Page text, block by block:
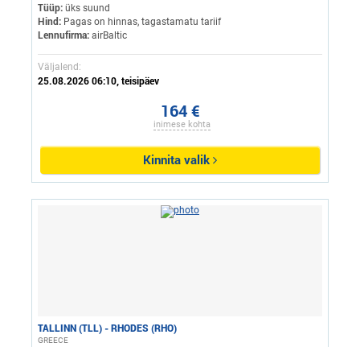
Tüüp: üks suund
Hind: Pagas on hinnas, tagastamatu tariif
Lennufirma: airBaltic
Väljalend:
25.08.2026 06:10, teisipäev
164 €
inimese kohta
Kinnita valik
TALLINN (TLL) - RHODES (RHO)
GREECE